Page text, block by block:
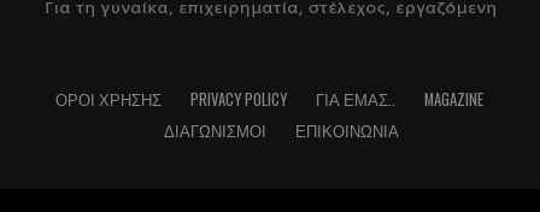
ΌΡΟΙ ΧΡΉΣΗΣ PRIVACY POLICY ΓΙΑ ΕΜΆΣ..
MAGAZINE
ΔΙΑΓΩΝΙΣΜΟΊ
ΕΠΙΚΟΙΝΩΝΊΑ